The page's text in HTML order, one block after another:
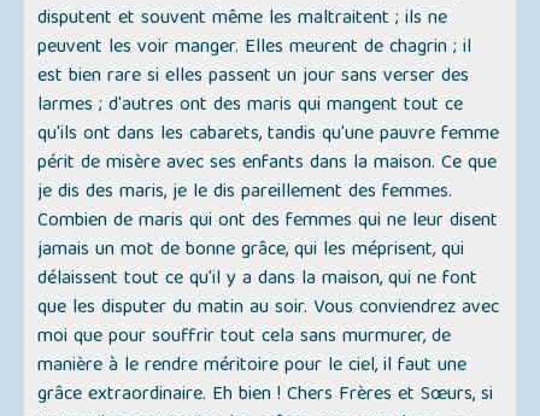
disputent et souvent même les maltraitent ; ils ne
peuvent les voir manger. Elles meurent de chagrin ; il
est bien rare si elles passent un jour sans verser des
larmes ; d'autres ont des maris qui mangent tout ce
qu'ils ont dans les cabarets, tandis qu'une pauvre femme
périt de misère avec ses enfants dans la maison. Ce que
je dis des maris, je le dis pareillement des femmes.
Combien de maris qui ont des femmes qui ne leur disent
jamais un mot de bonne grâce, qui les méprisent, qui
délaissent tout ce qu'il y a dans la maison, qui ne font
que les disputer du matin au soir. Vous conviendrez avec
moi que pour souffrir tout cela sans murmurer, de
manière à le rendre méritoire pour le ciel, il faut une
grâce extraordinaire. Eh bien ! Chers Frères et Sœurs, si